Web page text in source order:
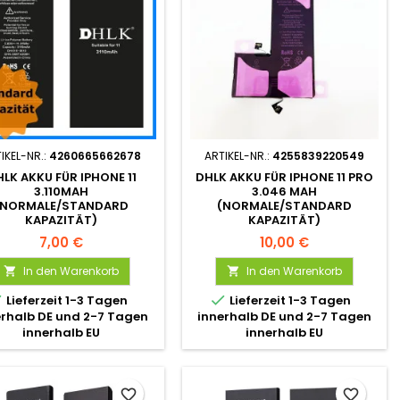
NR.: 4260665662678
AKKU FÜR IPHONE 11
3.110MAH
STANDARD
KAPAZITÄT)
7,00 €
 In den Warenkorb
Lieferzeit 1-3 Tagen
DE und 2-7 Tagen
innerhalb EU
ARTIKEL-NR.: 4255839220549
DHLK AKKU FÜR IPHONE 11 PRO
3.046 MAH
(NORMALE/STANDARD
KAPAZITÄT)
10,00 €
 In den Warenkorb
 Lieferzeit 1-3 Tagen
innerhalb DE und 2-7 Tagen
innerhalb EU
favorite_border favorite_border